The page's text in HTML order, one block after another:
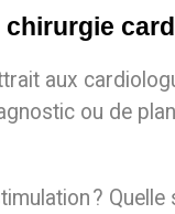
aux
ou de
?